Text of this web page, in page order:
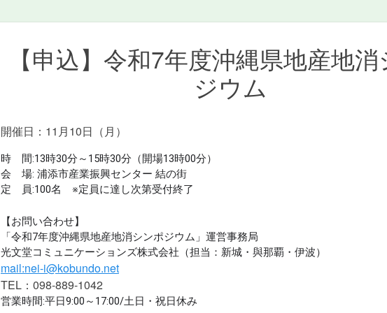
【申込】令和7年度沖縄県地産地
ジウム
開催日：11月10日（月）
時 間:13時30分～15時30分（開場13時00分）
会 場: 浦添市産業振興センター 結の街
定 員:100名 ※定員に達し次第受付終了
【お問い合わせ】
「令和7年度沖縄県地産地消シンポジウム」運営事務局
光文堂コミュニケーションズ株式会社（担当：新城・與那覇・伊波）
mail:nei-i@kobundo.net
TEL：098-889-1042
営業時間:平日9:00～17:00/土日・祝日休み